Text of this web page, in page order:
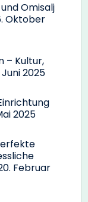
Omisalj
Oktober
– Kultur,
Juni 2025
2025
Februar